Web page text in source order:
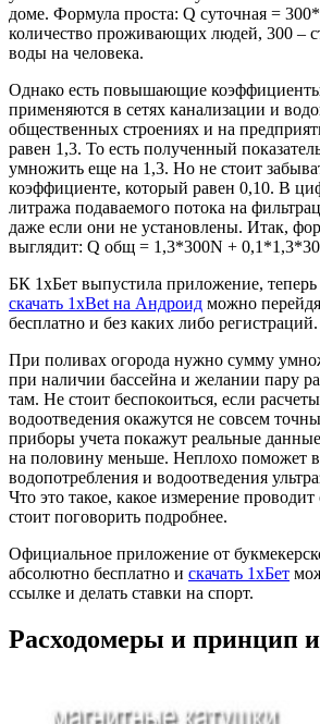
доме. Формула проста: Q суточная =
количество проживающих людей, 300 –
воды на человека.
Однако есть повышающие
применяются в сетях канализации и
общественных строениях и на
равен 1,3. То есть полученный
умножить еще на 1,3. Но не стоит
коэффициенте, который равен 0,10. В
литража подаваемого потока на
даже если они не установлены. Итак,
выглядит: Q общ = 1,3*300N +
БК 1хБет выпустила приложение,
скачать 1xBet на Андроид можно
бесплатно и без каких либо регистраций.
При поливах огорода нужно сумму
при наличии бассейна и желании пару
там. Не стоит беспокоиться, если
водоотведения окажутся не совсем
приборы учета покажут реальные
на половину меньше. Неплохо поможет
водопотребления и водоотведения
Что это такое, какое измерение
стоит поговорить подробнее.
Официальное приложение от
абсолютно бесплатно и скачать 1хБет
ссылке и делать ставки на спорт.
Расходомеры и принцип